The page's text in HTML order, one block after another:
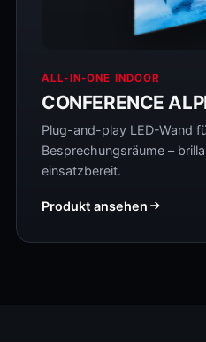
ALL-IN-ONE INDOOR
CONFERENCE
Plug-and-play LED-Wand
Besprechungsräume –
einsatzbereit.
Produkt ansehen